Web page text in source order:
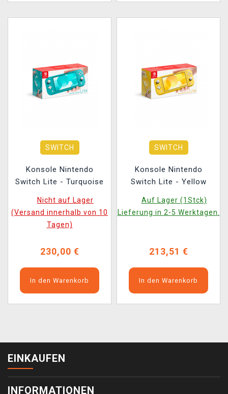
SWITCH
Konsole Nintendo
Switch Lite - Turquoise
Nicht auf Lager
(Versand innerhalb von 10
Tagen)
230,00 €
In den Warenkorb
SWITCH
Konsole Nintendo
Switch Lite - Yellow
Auf Lager (1Stck)
Lieferung in 2-5 Werktagen.
213,51 €
In den Warenkorb
EINKAUFEN
INFORMATIONEN